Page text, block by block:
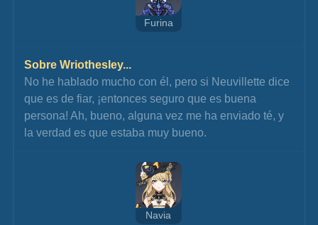
Furina
Sobre Wriothesley...
No he hablado mucho con él, pero si Neuvillette dice
que es de fiar, ¡entonces seguro que es buena
persona! Ah, bueno, alguna vez me ha enviado té, y
la verdad es que estaba muy bueno.
Navia